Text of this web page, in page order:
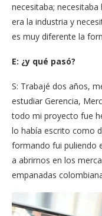
necesitaba;
era la industria y
es muy diferente la
E: ¿y qué pasó?
S: Trabajé dos años,
estudiar Gerencia,
todo mi proyecto fue
lo había escrito como
formando fui puliendo
a abrirnos en los
empanadas